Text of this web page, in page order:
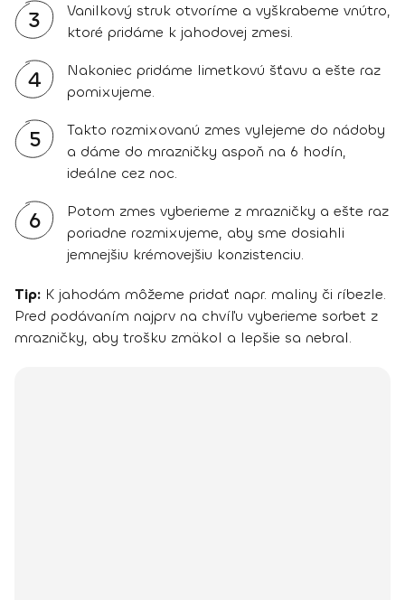
3
Vanilkový struk otvoríme a vyškrabeme vnútro,
ktoré pridáme k jahodovej zmesi.
4
Nakoniec pridáme limetkovú šťavu a ešte raz
pomixujeme.
5
Takto rozmixovanú zmes vylejeme do nádoby
a dáme do mrazničky aspoň na 6 hodín,
ideálne cez noc.
6
Potom zmes vyberieme z mrazničky a ešte raz
poriadne rozmixujeme, aby sme dosiahli
jemnejšiu krémovejšiu konzistenciu.
Tip: K jahodám môžeme pridať napr. maliny či ríbezle.
Pred podávaním najprv na chvíľu vyberieme sorbet z
mrazničky, aby trošku zmäkol a lepšie sa nebral.